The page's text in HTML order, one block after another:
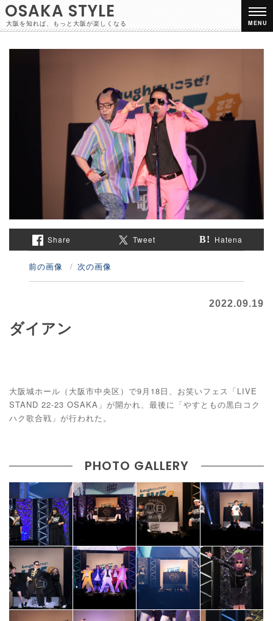
OSAKA STYLE
大阪を知れば、もっと大阪が楽しくなる MENU
Share Tweet Hatena
前の画像 次の画像
2022.09.19
ダイアン
大阪城ホール（大阪市中央区）で9月18日、お笑いフェス「LIVE
STAND 22-23 OSAKA」が開かれ、最後に「やすともの黒白コク
ハク歌合戦」が行われた。
PHOTO GALLERY